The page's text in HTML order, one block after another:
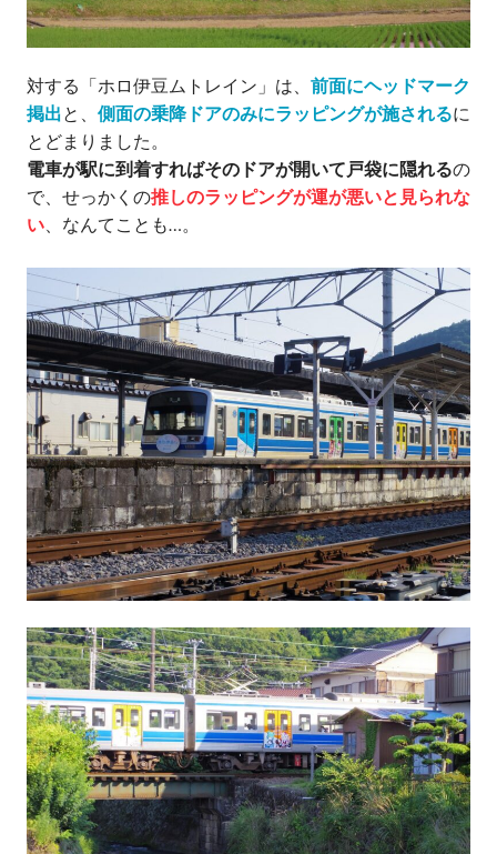
対する「ホロ伊豆ムトレイン」は、 前面にヘッドマーク
掲出と、 側面の乗降ドアのみにラッピングが施されるに
とどまりました。
電車が駅に到着すればそのドアが開いて戸袋に隠れるの
で、せっかくの推しのラッピングが運が悪いと見られな
い、なんてことも…。